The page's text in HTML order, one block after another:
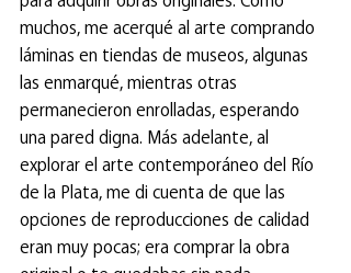
muchos, me acerqué al arte comprando
láminas en tiendas de museos, algunas
las enmarqué, mientras otras
permanecieron enrolladas, esperando
una pared digna. Más adelante, al
explorar el arte contemporáneo del Río
de la Plata, me di cuenta de que las
opciones de reproducciones de calidad
eran muy pocas; era comprar la obra